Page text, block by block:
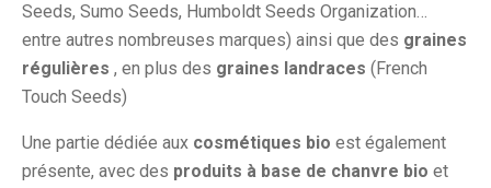
Seeds, Sumo Seeds, Humboldt Seeds Organization…
entre autres nombreuses marques) ainsi que des graines
régulières , en plus des graines landraces (French
Touch Seeds)
Une partie dédiée aux cosmétiques bio est également
présente, avec des produits à base de chanvre bio et